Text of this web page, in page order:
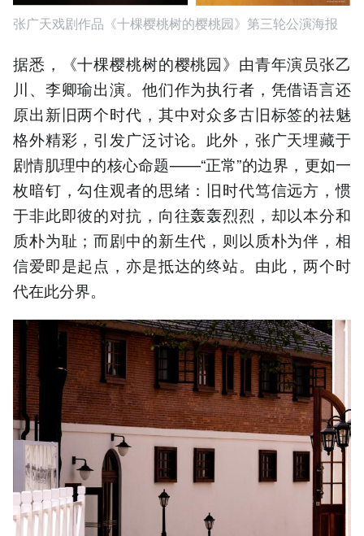
张广天戏剧作品《十棵樱桃树的樱桃园》第三轮公演海报
据悉，《十棵樱桃树的樱桃园》由青年演员张乙
川、李卿瑜出演。他们作为执行者，凭借语言还
原出新旧两个时代，其中对众多古旧标签的祛魅
格外精彩，引发广泛讨论。此外，张广天埋藏于
剧情肌理中的核心命题——“正常”的边界，更如一
枚暗钉，勾住观者的思绪：旧时代笃信远方，惯
于非此即彼的对抗，向往轰轰烈烈，却以本分和
质朴为耻；而剧中的新生代，则以质朴为伴，相
信爱即是起点，亦是抵达的终站。由此，两个时
代在此分界。